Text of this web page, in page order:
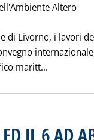
Altero
di Livorno, i lavori
maritt... Leggi